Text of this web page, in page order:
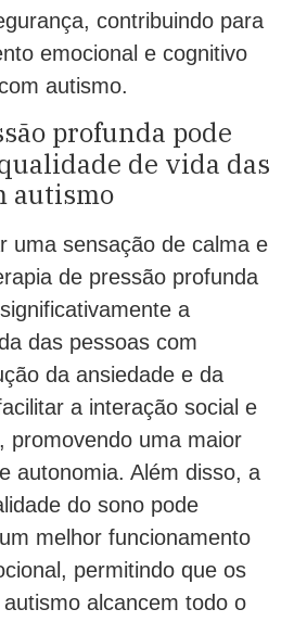
contribuindo para
emocional e cognitivo
autismo.
profunda pode
de vida das
autismo
uma sensação de calma e
de pressão profunda
a
das pessoas com
da ansiedade e da
a interação social e
promovendo uma maior
autonomia. Além disso, a
do sono pode
melhor funcionamento
permitindo que os
alcancem todo o